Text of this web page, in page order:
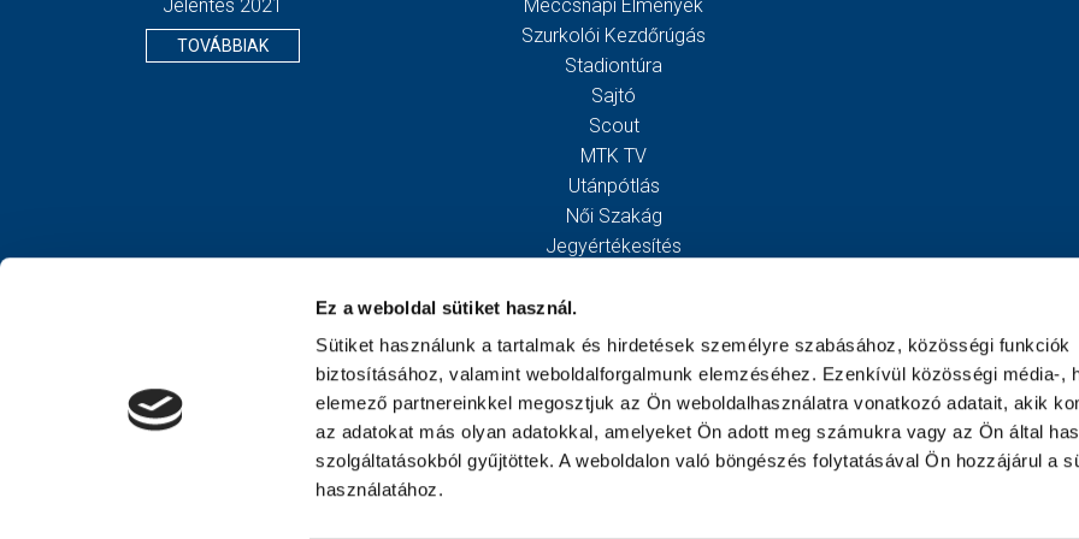
Ez a weboldal sütiket használ.
Sütiket használunk a tartalmak és hirdetések személyre szabásához, közösségi funkciók
biztosításához, valamint weboldalforgalmunk elemzéséhez. Ezenkívül közösségi média-,
elemező partnereinkkel megosztjuk az Ön weboldalhasználatra vonatkozó adatait, akik
az adatokat más olyan adatokkal, amelyeket Ön adott meg számukra vagy az Ön által
szolgáltatásokból gyűjtöttek. A weboldalon való böngészés folytatásával Ön hozzájárul a
használatához.
Jelentés 2021
TOVÁBBIAK
Meccsnapi Élmények
Szurkolói Kezdőrúgás
Stadiontúra
Sajtó
Scout
MTK TV
Utánpótlás
Női Szakág
Jegyértékesítés
Egyesület
Kapcsolat